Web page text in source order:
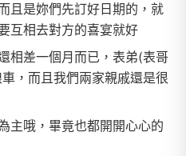
且是妳們先訂好日期的，就
互相去對方的喜宴就好
相差一個月而已，表弟(表哥
，而且我們兩家親戚還是很
主哦，畢竟也都開開心心的